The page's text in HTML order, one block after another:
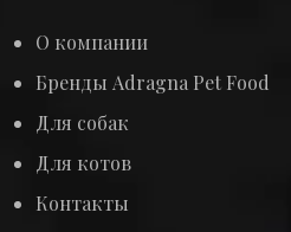
О компании
Бренды Adragna Pet Food
Для собак
Для котов
Контакты